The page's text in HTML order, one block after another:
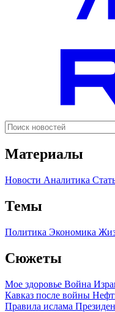
Материалы
Новости Аналитика
Темы
Политика Экономика
Сюжеты
Мое здоровье Война
Кавказ после войны
Правила ислама